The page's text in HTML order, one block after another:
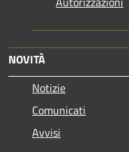
NOVITÀ
Notizie
Comunicati
Avvisi